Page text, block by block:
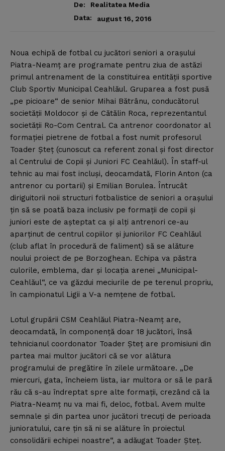
De:
Realitatea Media
Data:
august 16, 2016
Noua echipă de fotbal cu jucători seniori a oraşului
Piatra-Neamţ are programate pentru ziua de astăzi
primul antrenament de la constituirea entităţii sportive
Club Sportiv Municipal Ceahlăul. Gruparea a fost pusă
„pe picioare“ de senior Mihai Bătrânu, conducătorul
societăţii Moldocor şi de Cătălin Roca, reprezentantul
societăţii Ro-Com Central. Ca antrenor coordonator al
formaţiei pietrene de fotbal a fost numit profesorul
Toader Şteţ (cunoscut ca referent zonal şi fost director
al Centrului de Copii şi Juniori FC Ceahlăul). În staff-ul
tehnic au mai fost incluşi, deocamdată, Florin Anton (ca
antrenor cu portarii) şi Emilian Borulea. Întrucât
diriguitorii noii structuri fotbalistice de seniori a oraşului
ţin să se poată baza inclusiv pe formaţii de copii şi
juniori este de aşteptat ca şi alţi antrenori ce-au
aparţinut de centrul copiilor şi juniorilor FC Ceahlăul
(club aflat în procedură de faliment) să se alăture
noului proiect de pe Borzoghean. Echipa va păstra
culorile, emblema, dar şi locaţia arenei „Municipal-
Ceahlăul“, ce va găzdui meciurile de pe terenul propriu,
în campionatul Ligii a V-a nemţene de fotbal.
Lotul grupării CSM Ceahlăul Piatra-Neamţ are,
deocamdată, în componenţă doar 18 jucători, însă
tehnicianul coordonator Toader Şteţ are promisiuni din
partea mai multor jucători că se vor alătura
programului de pregătire în zilele următoare. „De
miercuri, gata, încheiem lista, iar multora or să le pară
rău că s-au îndreptat spre alte formaţii, crezând că la
Piatra-Neamţ nu va mai fi, deloc, fotbal. Avem multe
semnale şi din partea unor jucători trecuţi de perioada
junioratului, care ţin să ni se alăture în proiectul
consolidării echipei noastre“, a adăugat Toader Şteţ.